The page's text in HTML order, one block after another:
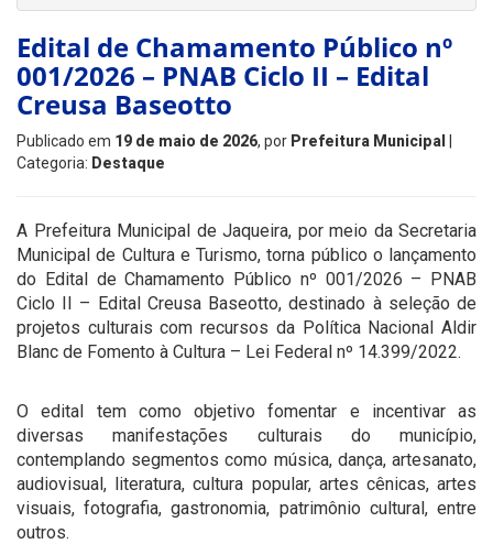
Edital de Chamamento Público nº
001/2026 – PNAB Ciclo II – Edital
Creusa Baseotto
Publicado em 19 de maio de 2026, por Prefeitura Municipal
Categoria: Destaque
A Prefeitura Municipal de Jaqueira, por meio da Secretaria
Municipal de Cultura e Turismo, torna público o lançamento
do Edital de Chamamento Público nº 001/2026 – PNAB
Ciclo II – Edital Creusa Baseotto, destinado à seleção de
projetos culturais com recursos da Política Nacional Aldir
Blanc de Fomento à Cultura – Lei Federal nº 14.399/2022.
O edital tem como objetivo fomentar e incentivar as
diversas manifestações culturais do município,
contemplando segmentos como música, dança, artesanato,
audiovisual, literatura, cultura popular, artes cênicas, artes
visuais, fotografia, gastronomia, patrimônio cultural, entre
outros.